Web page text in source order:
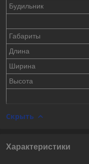
Будильник
Габариты
Длина
Ширина
Высота
Скрыть
Характеристики